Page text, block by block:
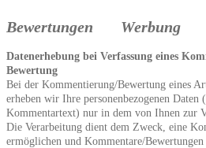
Bewertungen Werbung
Datenerhebung bei Verfassung eines
Bewertung
Bei der Kommentierung/Bewertung eines
erheben wir Ihre personenbezogenen Daten
Kommentartext) nur in dem von Ihnen zur
Die Verarbeitung dient dem Zweck, eine
ermöglichen und Kommentare/Bewertungen